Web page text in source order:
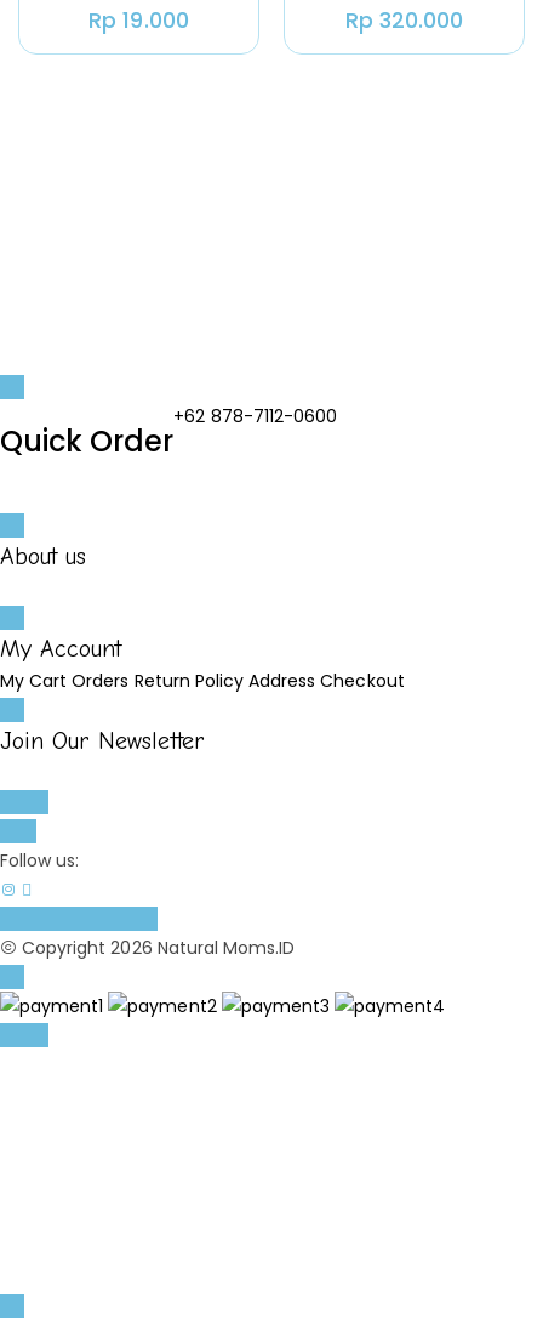
Natural Moms 500
Rp 19.000
Natural Moms
Rp 320.000
Quick Order
+62 878-7112-0600
About us
My Account
My Cart Orders Return Policy Address Checkout
Join Our Newsletter
Follow us:
Copyright 2026 Natural Moms.ID